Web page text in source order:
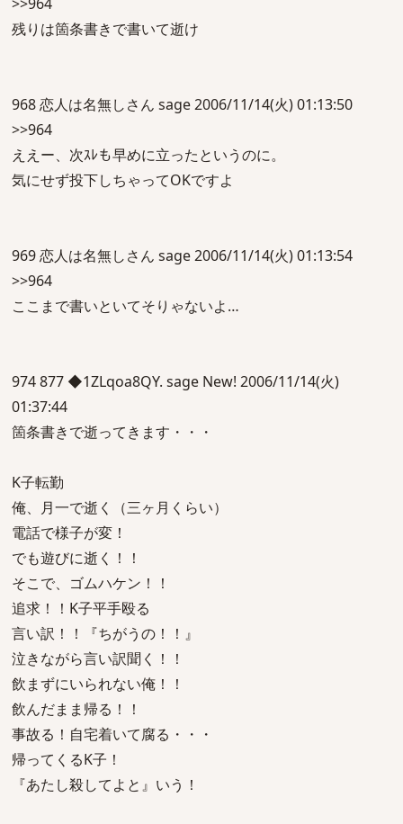
残りは箇条書きで書いて逝け
968 恋人は名無しさん sage 2006/11/14(火) 01:13:50
>>964
ええー、次ｽﾚも早めに立ったというのに。
気にせず投下しちゃってOKですよ
969 恋人は名無しさん sage 2006/11/14(火) 01:13:54
>>964
ここまで書いといてそりゃないよ…
974 877 ◆1ZLqoa8QY. sage New! 2006/11/14(火)
01:37:44
箇条書きで逝ってきます・・・
K子転勤
俺、月一で逝く（三ヶ月くらい）
電話で様子が変！
でも遊びに逝く！！
そこで、ゴムハケン！！
追求！！K子平手殴る
言い訳！！『ちがうの！！』
泣きながら言い訳聞く！！
飲まずにいられない俺！！
飲んだまま帰る！！
事故る！自宅着いて腐る・・・
帰ってくるK子！
『あたし殺してよと』いう！